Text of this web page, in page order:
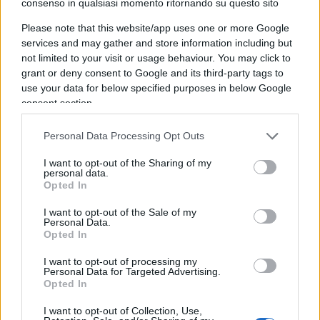
consenso in qualsiasi momento ritornando su questo sito
Please note that this website/app uses one or more Google
services and may gather and store information including but
not limited to your visit or usage behaviour. You may click to
grant or deny consent to Google and its third-party tags to
use your data for below specified purposes in below Google
consent section.
Personal Data Processing Opt Outs
I want to opt-out of the Sharing of my
personal data.
Opted In
I want to opt-out of the Sale of my
Personal Data.
Opted In
I want to opt-out of processing my
Personal Data for Targeted Advertising.
Opted In
I want to opt-out of Collection, Use,
Rigassificatore di Piombino, la
svolta di Meloni: “Cosa faremo”
diRedazione
30 Agosto 2022, 18:56
15.3k